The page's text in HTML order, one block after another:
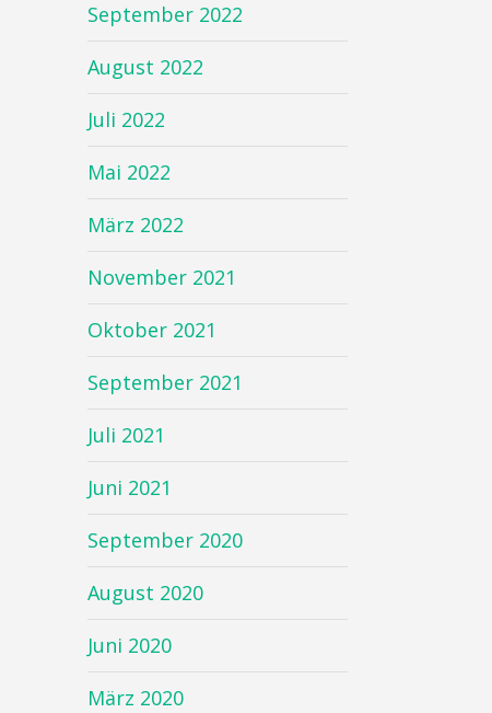
September 2022
August 2022
Juli 2022
Mai 2022
März 2022
November 2021
Oktober 2021
September 2021
Juli 2021
Juni 2021
September 2020
August 2020
Juni 2020
März 2020